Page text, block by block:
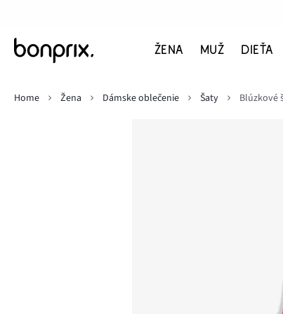
ŽENA MUŽ DIEŤA
Home
Žena Dámske oblečenie Šaty Blúzkové